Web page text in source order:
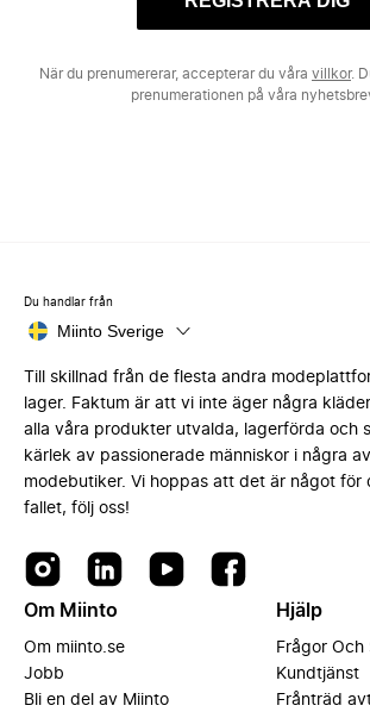
När du prenumererar, accepterar du våra villkor.
prenumerationen på våra
Du handlar från
Miinto Sverige
Till skillnad från de flesta andra
lager. Faktum är att vi inte äger några
alla våra produkter utvalda, lagerförda och
kärlek av passionerade människor i några
modebutiker. Vi hoppas att det är något för
fallet, följ oss!
Om Miinto
Om miinto.se
Jobb
Bli en del av Miinto
Hjälp
Frågor Och
Kundtjänst
Frånträd